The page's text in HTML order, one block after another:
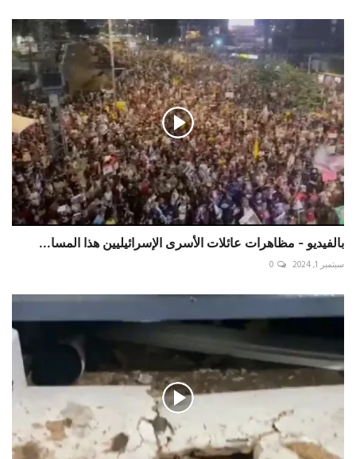
بالفيديو - مظاهرات عائلات الأسرى الإسرائيليين هذا المسا...
سبتمبر 1, 2024 0